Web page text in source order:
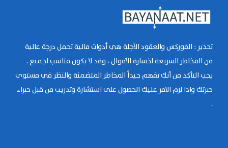
تحذير : الفوركس والعقود الآجلة هي أدوات مالية تحمل درجة عالية
من المخاطر السريعة لخسارة الأموال ، وقد لا يكون مناسب لجميع .
يجب التأكد من أنك تفهم جيداً المخاطر المتضمنة والنظر في مستوى
خبرتك واذا لزم الامر عليك الحصول على استشارة وتدريب من قبل خبراء
.